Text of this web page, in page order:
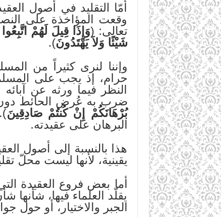
أمّا التقليد في أصول
وقعت المؤاخذة على
تعالى: (وَإِذَا قِيلَ لَهُمْ
شَيْئًا وَلاَ يَهْتَدُونَ).
وإننا لنرى كثيراً من
حرام، إذ يجب على
النظر فيما ورثه عن
ضرب به عُرض الحائط دون
بُرْهَانَكُمْ إِنْ كُنتُمْ صَادِقِينَ
البرهان على عقيدته.
هذا بالنسبة إلى أصول
يقينية، لأنها ليست محلّ
أما بعض فروع العقيدة
يقلّد العلماء فيها،
الجبر والاختيار، أو حول